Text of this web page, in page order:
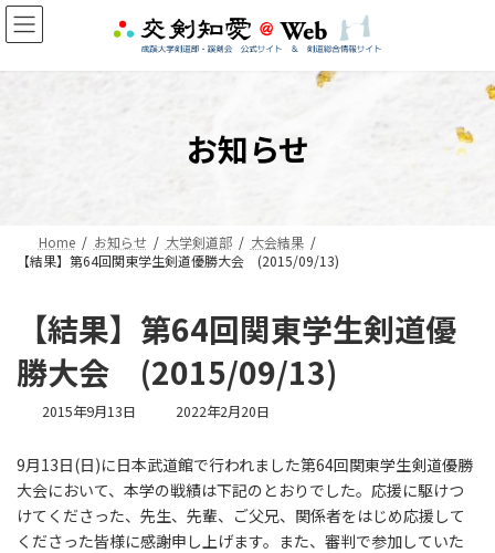
コ
ン
ン
ナ
ビ
ー
お知らせ
Home お知らせ 大学剣道部
大会結果
【結果】第64回関東学生剣道優勝大会 (2015/09/13)
【結果】第64回関東学生剣道優
勝大会 (2015/09/13)
2015年9月13日
最
新
日
時
:
2022年2月20日
9月13日(日)に日本武道館で行われました第64回関東学生剣道優勝
大会において、本学の戦績は下記のとおりでした。応援に駆けつ
けてくださった、先生、先輩、ご父兄、関係者をはじめ応援して
くださった皆様に感謝申し上げます。また、審判で参加していた